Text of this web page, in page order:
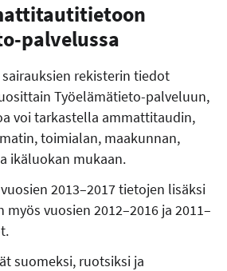
palvelussa
rekisterin tiedot
Työelämätieto-palveluun,
voi tarkastella ammattitaudin,
toimialan, maakunnan,
ikäluokan mukaan.
2013–2017 tietojen lisäksi
myös vuosien 2012–2016 ja 2011–
suomeksi, ruotsiksi ja